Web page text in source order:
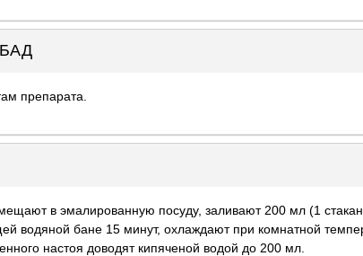
БАД
препарата.
в эмалированную посуду, заливают 200 мл (1
водяной бане 15 минут, охлаждают при комнатной
настоя доводят кипяченой водой до 200 мл.